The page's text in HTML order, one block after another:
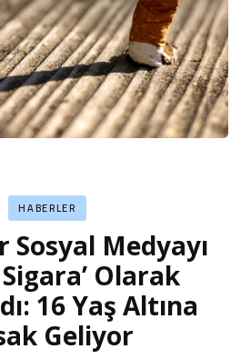
HABERLER
Sosyal Medyayı
Olarak
16 Yaş Altına
Geliyor